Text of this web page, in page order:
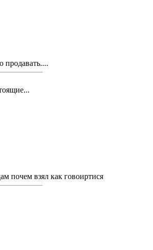
продавать....
почем взял как говоиртися